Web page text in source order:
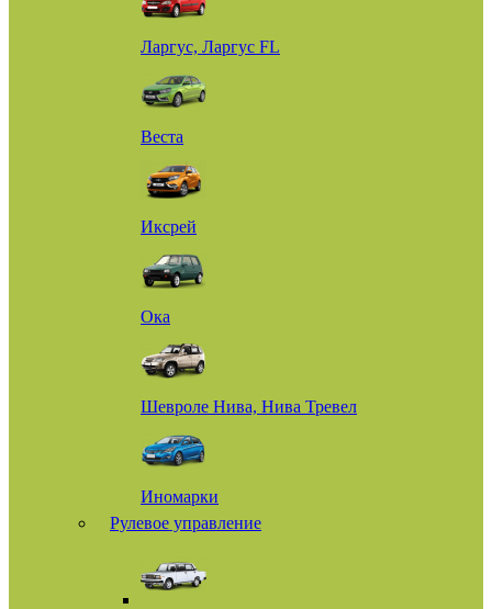
Ларгус, Ларгус FL
Веста
Иксрей
Ока
Шевроле Нива, Нива Тревел
Иномарки
Рулевое управление